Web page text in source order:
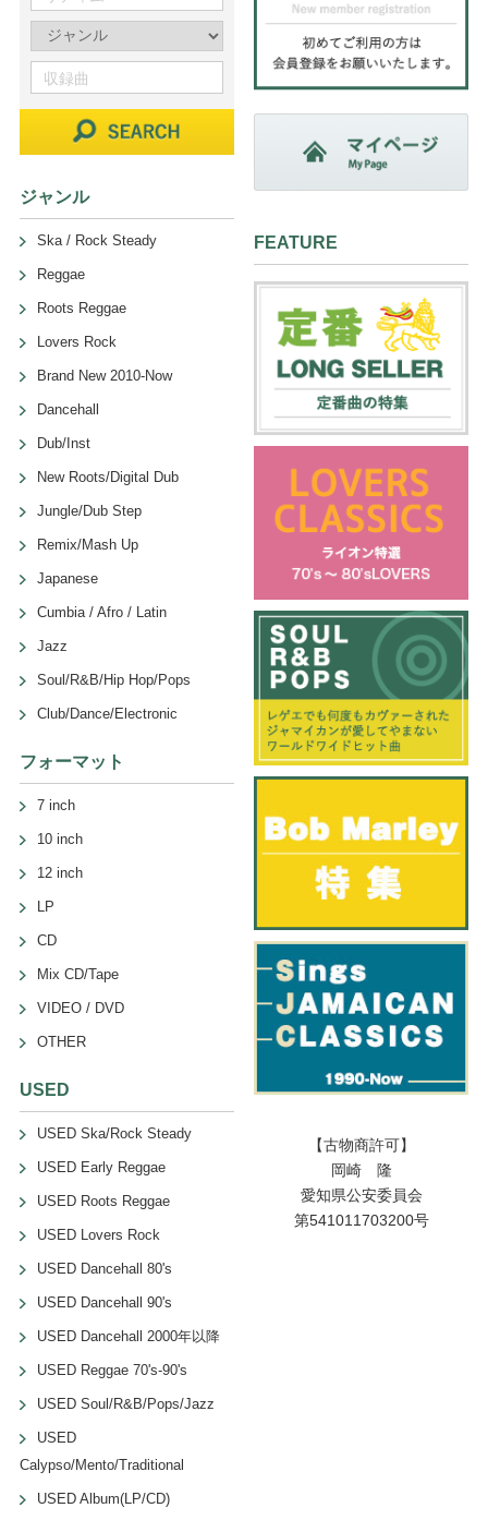
ジャンル
Ska / Rock Steady
Reggae
Roots Reggae
Lovers Rock
Brand New 2010-Now
Dancehall
Dub/Inst
New Roots/Digital Dub
Jungle/Dub Step
Remix/Mash Up
Japanese
Cumbia / Afro / Latin
Jazz
Soul/R&B/Hip Hop/Pops
Club/Dance/Electronic
フォーマット
7 inch
10 inch
12 inch
LP
CD
Mix CD/Tape
VIDEO / DVD
OTHER
USED
USED Ska/Rock Steady
USED Early Reggae
USED Roots Reggae
USED Lovers Rock
USED Dancehall 80's
USED Dancehall 90's
USED Dancehall 2000年以降
USED Reggae 70's-90's
USED Soul/R&B/Pops/Jazz
USED
Calypso/Mento/Traditional
USED Album(LP/CD)
FEATURE
【古物商許可】
岡崎 隆
愛知県公安委員会
第541011703200号